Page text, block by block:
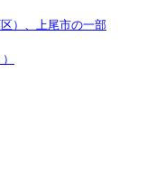
）、上尾市の一部